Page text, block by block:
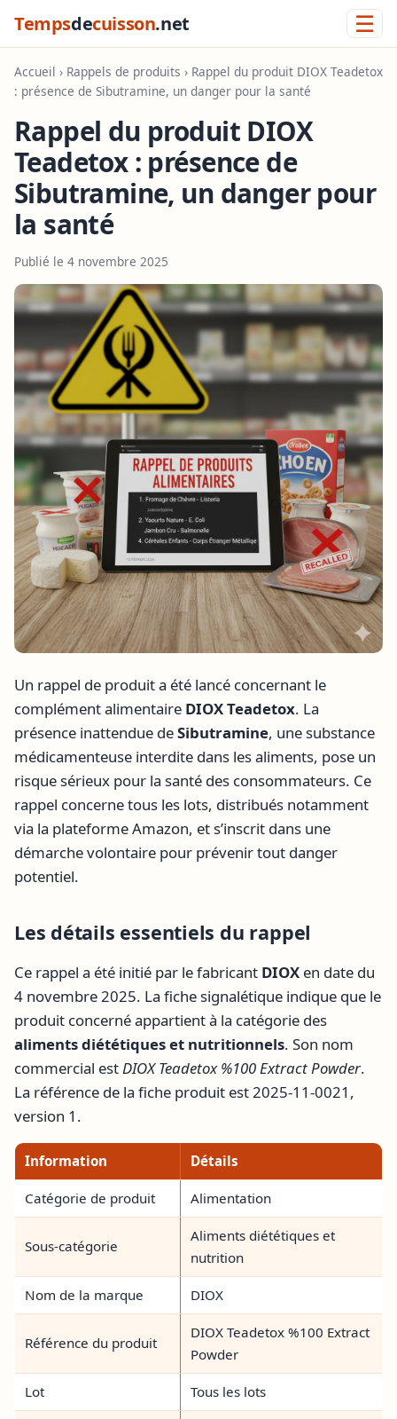
Tempsdecuisson.net ☰
Accueil › Rappels de produits › Rappel du produit DIOX Teadetox
: présence de Sibutramine, un danger pour la santé
Rappel du produit DIOX
Teadetox : présence de
Sibutramine, un danger pour
la santé
Publié le 4 novembre 2025
Un rappel de produit a été lancé concernant le
complément alimentaire DIOX Teadetox. La
présence inattendue deSibutramine, une substance
médicamenteuse interdite dans les aliments, pose un
risque sérieux pour la santé des consommateurs. Ce
rappel concerne tous les lots, distribués notamment
via la plateforme Amazon, et s’inscrit dans une
démarche volontaire pour prévenir tout danger
potentiel.
Les détails essentiels du rappel
Ce rappel a été initié par le fabricant DIOX en date du
4 novembre 2025. La fiche signalétique indique que le
produit concerné appartient à la catégorie des
aliments diététiques et nutritionnels. Son nom
commercial estDIOX Teadetox %100 Extract Powder.
La référence de la fiche produit est 2025-11-0021,
version 1.
Information Détails
Catégorie de produit Alimentation
Sous-catégorie
Aliments diététiques et
nutrition
Nom de la marque DIOX
Référence du produit
DIOX Teadetox %100 Extract
Powder
Lot Tous les lots